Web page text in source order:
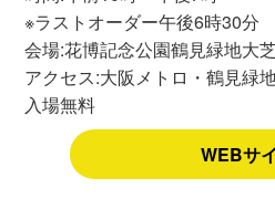
※ラストオーダー午後6時30分
会場:花博記念公園鶴見緑地大
アクセス:大阪メトロ・鶴見緑
入場無料
WEBサ